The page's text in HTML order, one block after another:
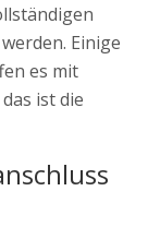
Einige
es mit
ist die